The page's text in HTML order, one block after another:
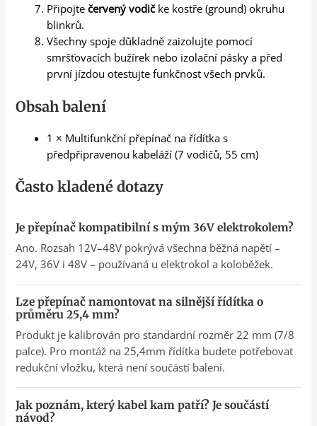
Připojtečervený vodičke kostře (ground) okruhu
blinkrů.
Všechny spoje důkladně zaizolujte pomocí
smršťovacích bužírek nebo izolační pásky a před
první jízdou otestujte funkčnost všech prvků.
Obsah balení
1 × Multifunkční přepínač na řídítka s
předpřipravenou kabeláží (7 vodičů, 55 cm)
Často kladené dotazy
Je přepínač kompatibilní s mým 36V elektrokolem?
Ano. Rozsah 12V–48V pokrývá všechna běžná napětí –
24V, 36V i 48V – používaná u elektrokol a koloběžek.
Lze přepínač namontovat na silnější řídítka o
průměru 25,4 mm?
Produkt je kalibrován pro standardní rozměr 22 mm (7/8
palce). Pro montáž na 25,4mm řídítka budete potřebovat
redukční vložku, která není součástí balení.
Jak poznám, který kabel kam patří? Je součástí
návod?